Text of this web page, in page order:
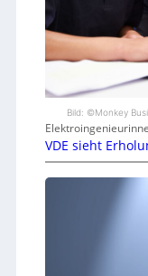
Bild: ©Monkey
VDE sieht